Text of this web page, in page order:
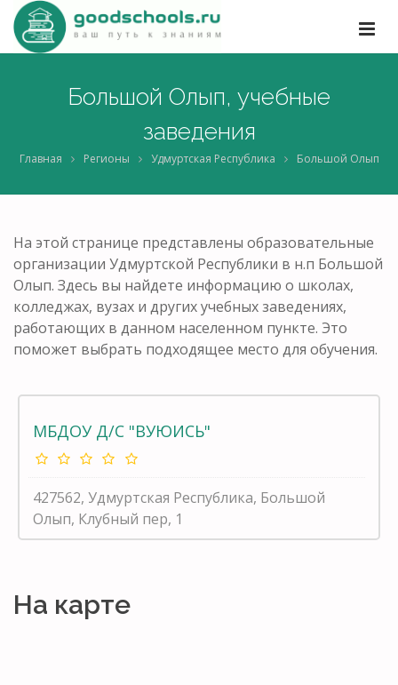
Большой Олып, учебные
заведения
Главная Регионы Удмуртская Республика Большой Олып
На этой странице представлены образовательные
организации Удмуртской Республики в н.п Большой
Олып. Здесь вы найдете информацию о школах,
колледжах, вузах и других учебных заведениях,
работающих в данном населенном пункте. Это
поможет выбрать подходящее место для обучения.
МБДОУ Д/С "ВУЮИСЬ"
427562, Удмуртская Республика, Большой
Олып, Клубный пер, 1
На карте